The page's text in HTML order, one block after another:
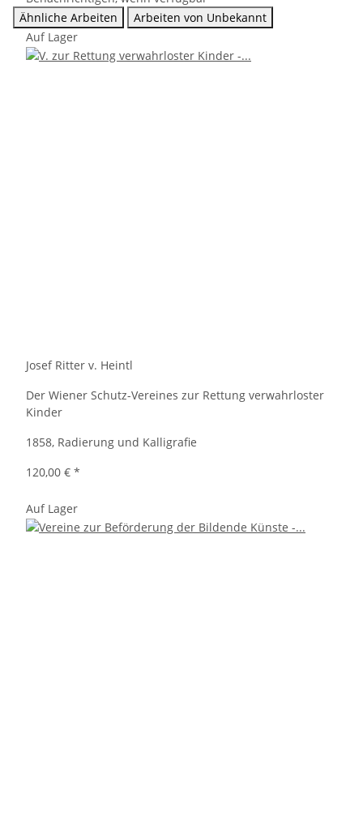
Ähnliche Arbeiten
Arbeiten von Unbekannt
Auf Lager
Josef Ritter v. Heintl
Der Wiener Schutz-Vereines zur Rettung verwahrloster
Kinder
1858, Radierung und Kalligrafie
120,00 € *
Auf Lager